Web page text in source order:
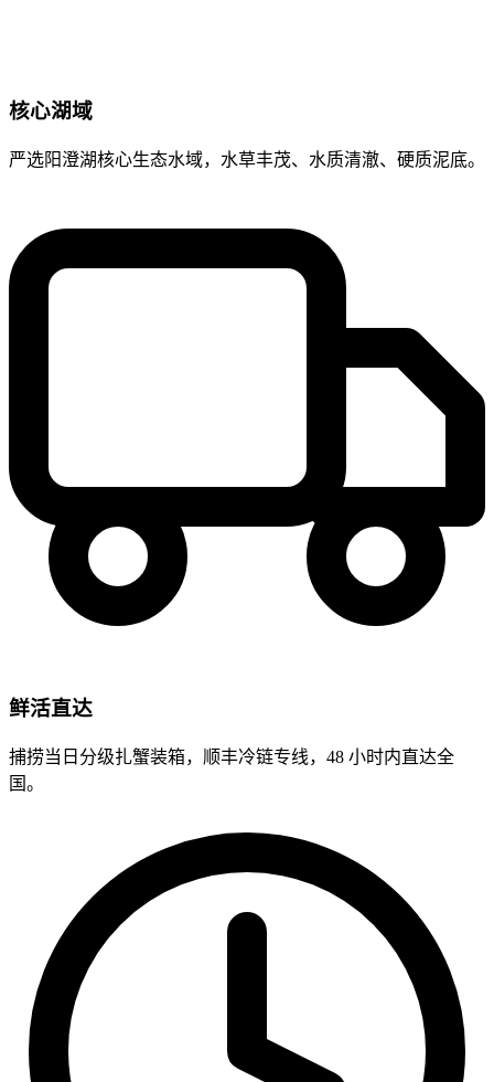
核心湖域
严选阳澄湖核心生态水域，水草丰茂、水质清澈、硬质泥底。
鲜活直达
捕捞当日分级扎蟹装箱，顺丰冷链专线，48 小时内直达全
国。